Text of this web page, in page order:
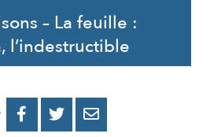
– La feuille :
l’indestructible

PARTAGER
PARTAGER
PARTAGER